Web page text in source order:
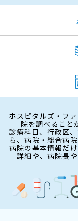
ホスピタルズ・フ
院を調べること
診療科目、行政区
ら、病院・総合病
病院の基本情報だ
詳細や、病院長